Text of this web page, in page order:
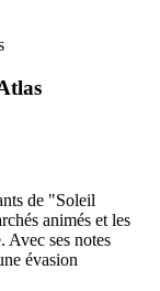
de "Soleil
animés et les
Avec ses notes
évasion